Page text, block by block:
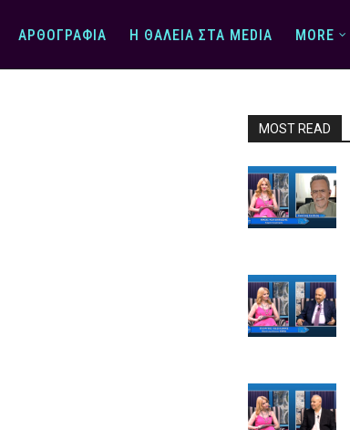
ΑΡΘΟΓΡΑΦΊΑ Η ΘΆΛΕΙΑ ΣΤΑ MEDIA MORE
MOST READ